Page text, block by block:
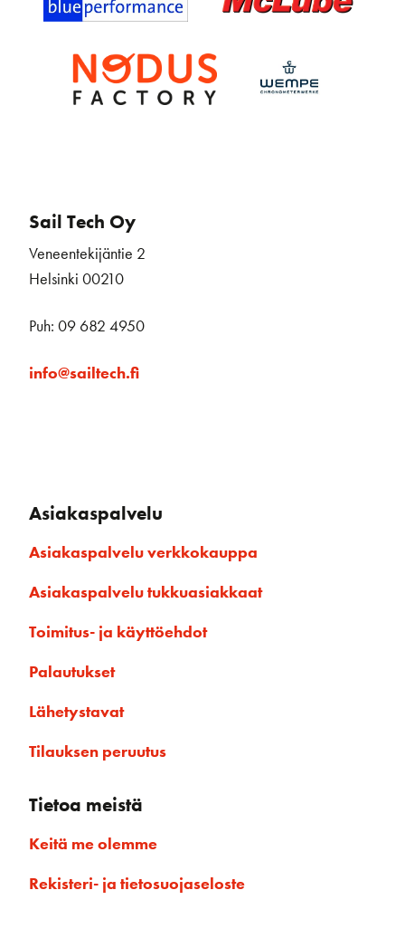
Sail Tech Oy
Veneentekijäntie 2
Helsinki 00210
Puh: 09 682 4950
info@sailtech.fi
Asiakaspalvelu
Asiakaspalvelu verkkokauppa
Asiakaspalvelu tukkuasiakkaat
Toimitus- ja käyttöehdot
Palautukset
Lähetystavat
Tilauksen peruutus
Tietoa meistä
Keitä me olemme
Rekisteri- ja tietosuojaseloste